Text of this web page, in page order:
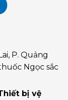
P. Quảng
Ngọc sắc
bị vệ